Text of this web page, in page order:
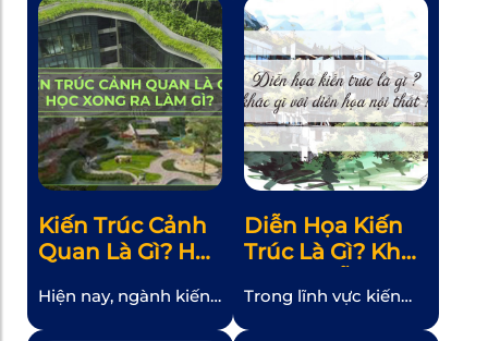
phổ biến trong quá
khứ. Đặc trưng bởi vẻ
đẹp cổ điển và sự
hùng vĩ của nền văn
minh phương Tây, đặc
biệt là thời kỳ đế chế
La Mã cổ đại. Tuy
nhiên, ít người hiểu rõ
về nguồn gốc và […]
Đông Nam Á, nổi bật
với sự hòa quyện giữa
truyền thống và hiện
đại. Điều này tạo nên
những không gian
độc đáo, ấm cúng và
tinh tế. Hãy khám phá
kiến trúc Đông Dương
cùng APA qua bài viết
dưới đây nhé! […]
Kiến Trúc Cảnh
Quan Là Gì? Học
Gì?
Hiện nay, ngành kiến
Diễn Họa Kiến
Trúc Là Gì? Khác
Nội Thất?
Trong lĩnh vực kiến